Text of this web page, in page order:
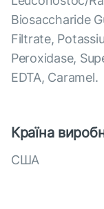
Biosaccharide
Filtrate,
Peroxidase,
EDTA, Caramel.
Країна
США